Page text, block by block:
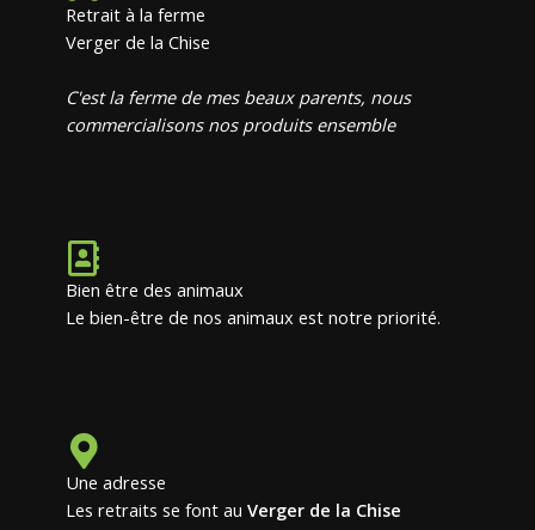
Retrait à la ferme
Verger de la Chise
C'est la ferme de mes beaux parents, nous
commercialisons nos produits ensemble
Bien être des animaux
Le bien-être de nos animaux est notre priorité.
Une adresse
Les retraits se font au Verger de la Chise